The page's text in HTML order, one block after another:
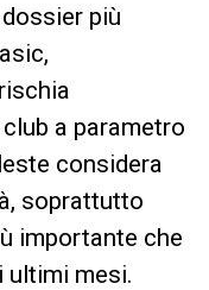
più
a parametro
considera
soprattutto
importante che
ultimi mesi.